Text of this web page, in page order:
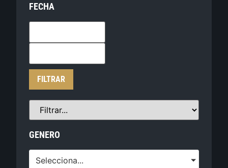
FECHA
FILTRAR
GENERO
Selecciona...